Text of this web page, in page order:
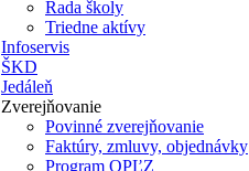
Rada školy
Triedne aktívy
Infoservis
ŠKD
Jedáleň
Zverejňovanie
Povinné zverejňovanie
Faktúry, zmluvy, objednávky
Program OPĽZ